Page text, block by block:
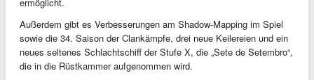
Außerdem gibt es Verbesserungen am Shadow-Mapping im Spiel
sowie die 34. Saison der Clankämpfe, drei neue Keilereien und ein
neues seltenes Schlachtschiff der Stufe X, die „Sete de Setembro“,
die in die Rüstkammer aufgenommen wird.